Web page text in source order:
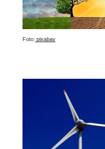
Foto: pixabay